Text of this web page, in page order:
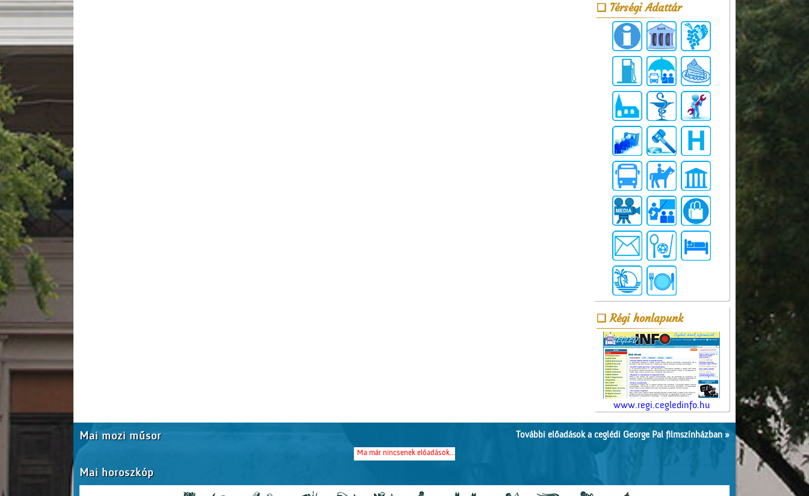
Térségi Adattár
Régi honlapunk
www.regi.cegledinfo.hu
Mai mozi műsor További előadások a ceglédi George Pal filmszínházban »
Ma már nincsenek előadások...
Mai horoszkóp